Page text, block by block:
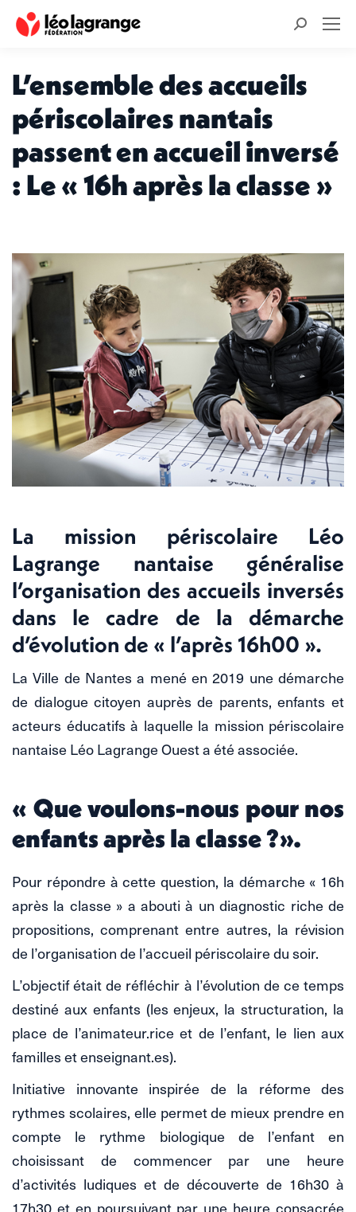
Recherche
L’ensemble des accueils
périscolaires nantais
passent en accueil inversé
: Le « 16h après la classe »
La mission périscolaire Léo
Lagrange nantaise généralise
l’organisation des accueils inversés
dans le cadre de la démarche
d’évolution de « l’après 16h00 ».
La Ville de Nantes a mené en 2019 une démarche
de dialogue citoyen auprès de parents, enfants et
acteurs éducatifs à laquelle la mission périscolaire
nantaise Léo Lagrange Ouest a été associée.
« Que voulons-nous pour nos
enfants après la classe ?».
Pour répondre à cette question, la démarche « 16h
après la classe » a abouti à un diagnostic riche de
propositions, comprenant entre autres, la révision
de l’organisation de l’accueil périscolaire du soir.
L’objectif était de réfléchir à l’évolution de ce temps
destiné aux enfants (les enjeux, la structuration, la
place de l’animateur.rice et de l’enfant, le lien aux
familles et enseignant.es).
Initiative innovante inspirée de la réforme des
rythmes scolaires, elle permet de mieux prendre en
compte le rythme biologique de l’enfant en
choisissant de commencer par une heure
d’activités ludiques et de découverte de 16h30 à
17h30 et en poursuivant par une heure consacrée